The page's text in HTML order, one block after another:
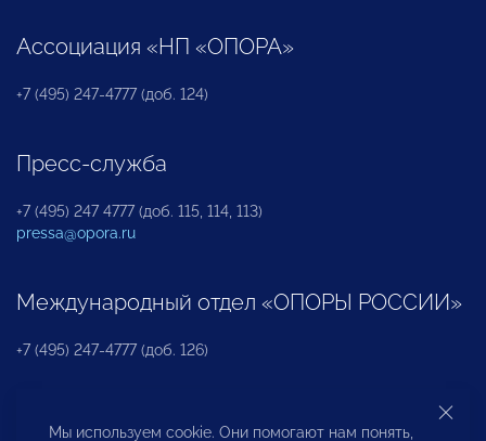
Ассоциация «НП «ОПОРА»
+7 (495) 247-4777 (доб. 124)
Пресс-служба
+7 (495) 247 4777 (доб. 115, 114, 113)
pressa@opora.ru
Международный отдел «ОПОРЫ РОССИИ»
+7 (495) 247-4777 (доб. 126)
Бюро по защите прав предпринимателей и
Мы используем cookie. Они помогают нам понять,